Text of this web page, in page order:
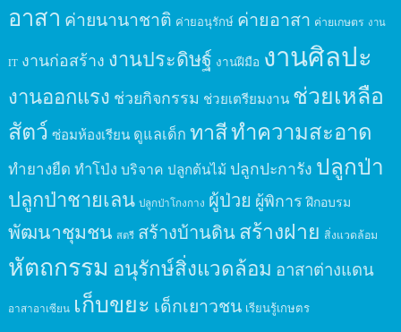
อาสา ค่ายนานาชาติ ค่ายอนุรักษ์ ค่ายอาสา ค่ายเกษตร งาน
IT งานก่อสร้าง งานประดิษฐ์ งานฝีมือ งานศิลปะ
งานออกแรง ช่วยกิจกรรม ช่วยเตรียมงาน ช่วยเหลือ
สัตว์ ซ่อมห้องเรียน ดูแลเด็ก ทาสีทำความสะอาด
ทำยางยืด ทำโป่ง บริจาค ปลูกต้นไม้ ปลูกปะการัง ปลูกป่า
ปลูกป่าชายเลน ปลูกป่าโกงกาง ผู้ป่วย ผู้พิการ ฝึกอบรม
พัฒนาชุมชน สตรี สร้างบ้านดินสร้างฝาย สิ่งแวดล้อม
หัตถกรรม อนุรักษ์สิ่งแวดล้อม อาสาต่างแดน
อาสาอาเซียน เก็บขยะ เด็กเยาวชน เรียนรู้เกษตร